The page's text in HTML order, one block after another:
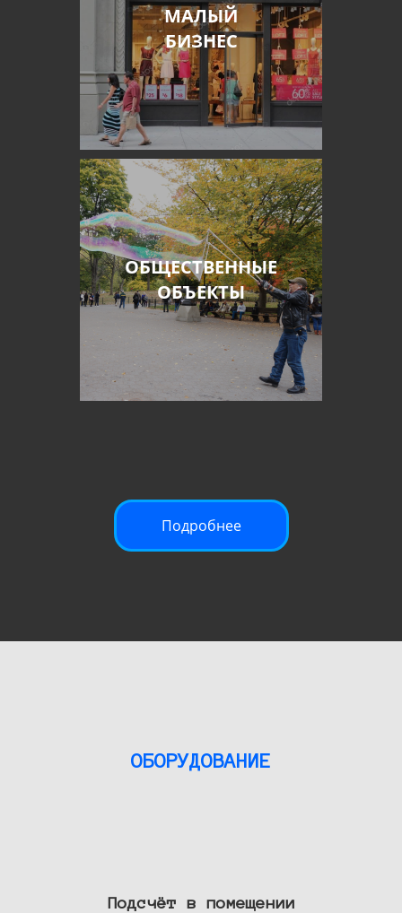
МАЛЫЙ
БИЗНЕС
ОБЩЕСТВЕННЫЕ
ОБЪЕКТЫ
Подробнее
ОБОРУДОВАНИЕ
Подсчёт в помещении